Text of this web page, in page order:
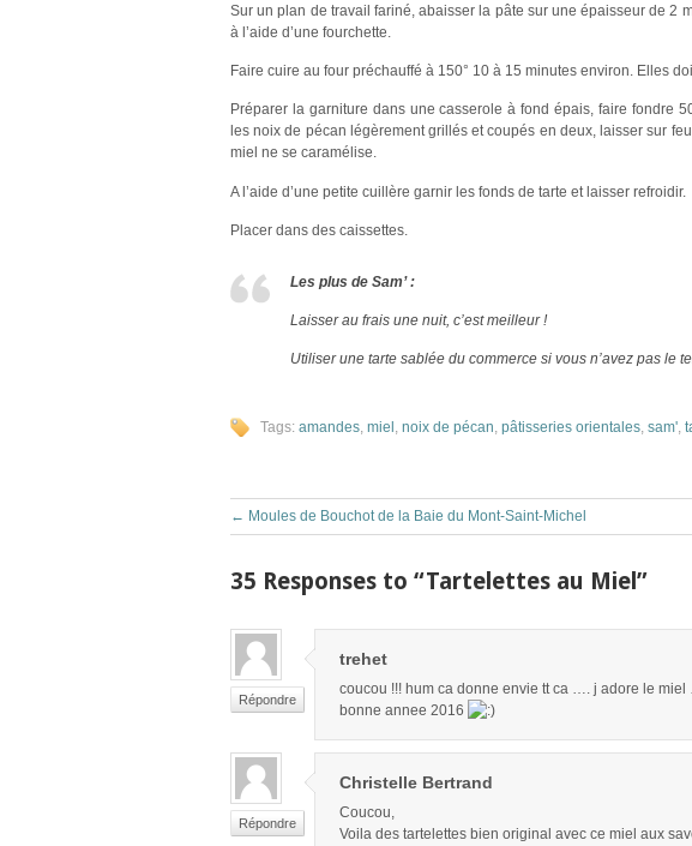
Sur un plan de travail fariné, abaisser la pâte sur une épaisseur de 2
à l’aide d’une fourchette.
Faire cuire au four préchauffé à 150° 10 à 15 minutes environ. Elles
Préparer la garniture dans une casserole à fond épais, faire fondre
les noix de pécan légèrement grillés et coupés en deux, laisser sur
miel ne se caramélise.
A l’aide d’une petite cuillère garnir les fonds de tarte et laisser refroidir.
Placer dans des caissettes.
Les plus de Sam’ :
Laisser au frais une nuit, c’est meilleur !
Utiliser une tarte sablée du commerce si vous n’avez pas le
Tags: amandes, miel , noix de pécan, pâtisseries orientales, sam',
← Moules de Bouchot de la Baie du Mont-Saint-Michel
35 Responses to “Tartelettes au Miel”
Répondre
trehet
coucou !!! hum ca donne envie tt ca …. j adore le
bonne annee 2016
Répondre
Christelle Bertrand
Coucou,
Voila des tartelettes bien original avec ce miel aux